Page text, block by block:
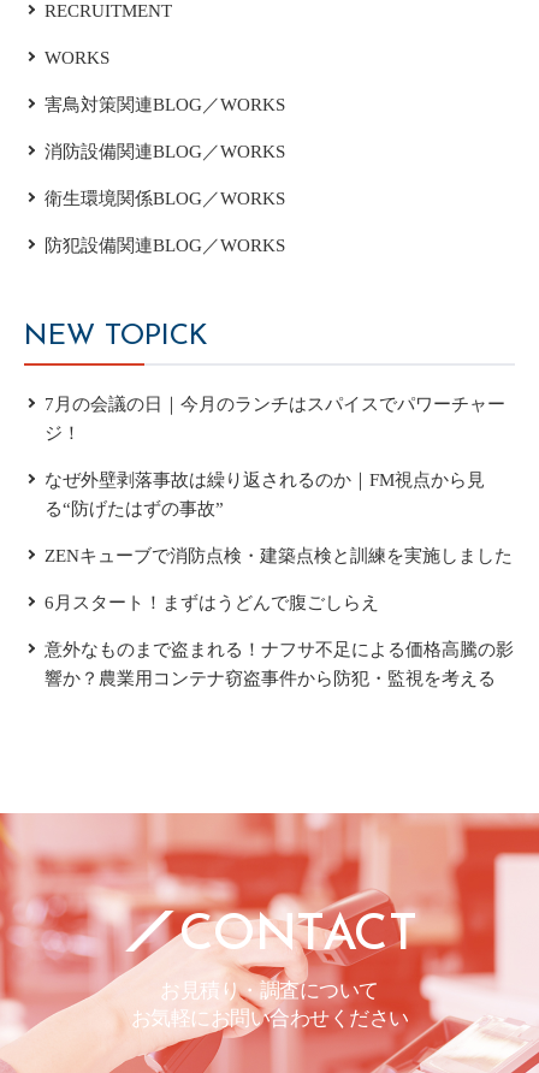
RECRUITMENT
WORKS
害鳥対策関連BLOG／WORKS
消防設備関連BLOG／WORKS
衛生環境関係BLOG／WORKS
防犯設備関連BLOG／WORKS
NEW TOPICK
7月の会議の日｜今月のランチはスパイスでパワーチャー
ジ！
なぜ外壁剥落事故は繰り返されるのか｜FM視点から見
る“防げたはずの事故”
ZENキューブで消防点検・建築点検と訓練を実施しました
6月スタート！まずはうどんで腹ごしらえ
意外なものまで盗まれる！ナフサ不足による価格高騰の影
響か？農業用コンテナ窃盗事件から防犯・監視を考える
CONTACT
お見積り・調査について
お気軽にお問い合わせください